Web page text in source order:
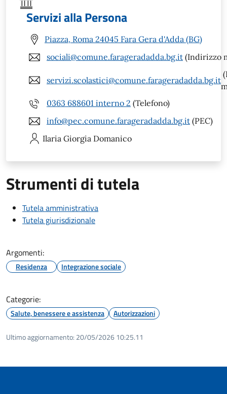
Servizi alla Persona
Piazza, Roma 24045 Fara Gera d'Adda (BG)
sociali@comune.farageradadda.bg.it (Indirizzo
servizi.scolastici@comune.farageradadda.bg.it
0363 688601 interno 2 (Telefono)
info@pec.comune.farageradadda.bg.it (PEC)
Ilaria Giorgia Domanico
Strumenti di tutela
Tutela amministrativa
Tutela giurisdizionale
Argomenti:
Residenza Integrazione sociale
Categorie:
Salute, benessere e assistenza Autorizzazioni
Ultimo aggiornamento: 20/05/2026 10:25.11